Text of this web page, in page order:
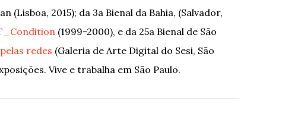
(Lisboa, 2015); da 3a Bienal da Bahia, (Salvador,
(1999-2000), e da 25a Bienal de São
redes (Galeria de Arte Digital do Sesi, São
Vive e trabalha em São Paulo.